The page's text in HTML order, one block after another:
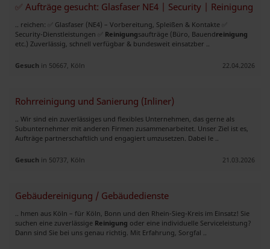
✅ Aufträge gesucht: Glasfaser NE4 | Security | Reinigung
.. reichen: ✅ Glasfaser (NE4) – Vorbereitung, Spleißen & Kontakte ✅
Security-Dienstleistungen ✅ Reinigungsaufträge (Büro, Bauendreinigung
etc.) Zuverlässig, schnell verfügbar & bundesweit einsatzber ..
Gesuch in 50667, Köln 22.04.2026
Rohrreinigung und Sanierung (Inliner)
.. Wir sind ein zuverlässiges und flexibles Unternehmen, das gerne als
Subunternehmer mit anderen Firmen zusammenarbeitet. Unser Ziel ist es,
Aufträge partnerschaftlich und engagiert umzusetzen. Dabei le ..
Gesuch in 50737, Köln 21.03.2026
Gebäudereinigung / Gebäudedienste
.. hmen aus Köln – für Köln, Bonn und den Rhein-Sieg-Kreis im Einsatz! Sie
suchen eine zuverlässige Reinigung oder eine individuelle Serviceleistung?
Dann sind Sie bei uns genau richtig. Mit Erfahrung, Sorgfal ..